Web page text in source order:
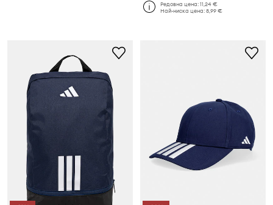
Редовна цена:11,24 €
Най-ниска цена:8,99 €